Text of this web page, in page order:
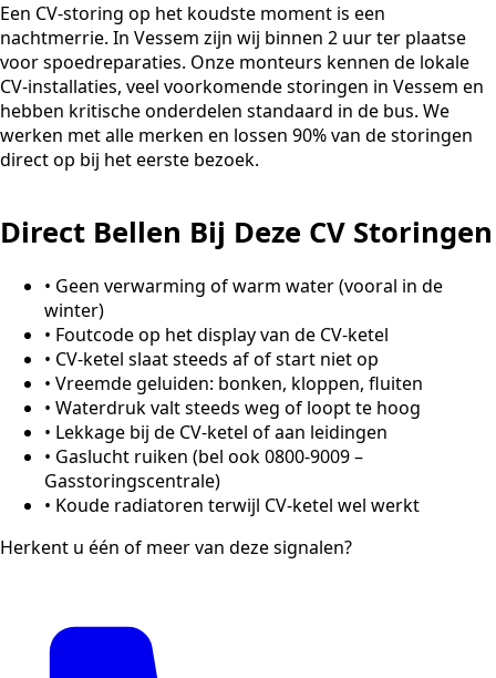
Een CV-storing op het koudste moment is een
nachtmerrie. In Vessem zijn wij binnen 2 uur ter plaatse
voor spoedreparaties. Onze monteurs kennen de lokale
CV-installaties, veel voorkomende storingen in Vessem en
hebben kritische onderdelen standaard in de bus. We
werken met alle merken en lossen 90% van de storingen
direct op bij het eerste bezoek.
Direct Bellen Bij Deze CV Storingen
• Geen verwarming of warm water (vooral in de
winter)
• Foutcode op het display van de CV-ketel
• CV-ketel slaat steeds af of start niet op
• Vreemde geluiden: bonken, kloppen, fluiten
• Waterdruk valt steeds weg of loopt te hoog
• Lekkage bij de CV-ketel of aan leidingen
• Gaslucht ruiken (bel ook 0800-9009 –
Gasstoringscentrale)
• Koude radiatoren terwijl CV-ketel wel werkt
Herkent u één of meer van deze signalen?